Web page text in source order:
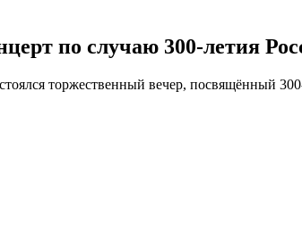
по случаю 300-летия
торжественный вечер, посвящённый